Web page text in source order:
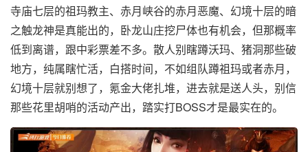
寺庙七层的祖玛教主、赤月峡谷的赤月恶魔、幻境十层的暗
之触龙神是真能出的，卧龙山庄挖尸体也有机会，但那概率
低到离谱，跟中彩票差不多。散人别瞎蹲沃玛、猪洞那些破
地方，纯属瞎忙活，白搭时间，不如组队蹲祖玛或者赤月，
幻境十层就别想了，氪金大佬扎堆，进去就是送人头，别信
那些花里胡哨的活动产出，踏实打BOSS才是最实在的。